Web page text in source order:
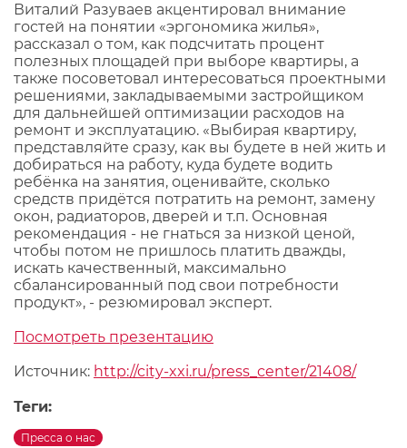
Виталий Разуваев акцентировал внимание
гостей на понятии «эргономика жилья»,
рассказал о том, как подсчитать процент
полезных площадей при выборе квартиры, а
также посоветовал интересоваться проектными
решениями, закладываемыми застройщиком
для дальнейшей оптимизации расходов на
ремонт и эксплуатацию. «Выбирая квартиру,
представляйте сразу, как вы будете в ней жить и
добираться на работу, куда будете водить
ребёнка на занятия, оценивайте, сколько
средств придётся потратить на ремонт, замену
окон, радиаторов, дверей и т.п. Основная
рекомендация - не гнаться за низкой ценой,
чтобы потом не пришлось платить дважды,
искать качественный, максимально
сбалансированный под свои потребности
продукт», - резюмировал эксперт.
Посмотреть презентацию
Источник: http://city-xxi.ru/press_center/21408/
Теги:
Пресса о нас